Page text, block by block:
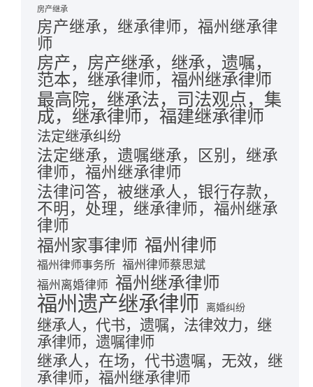
房产继承
房产继承，继承律师，福州继承律
师
房产，房产继承，继承，遗嘱，
范本，继承律师，福州继承律师
最高院，继承法，司法观点，集
成，继承律师，福建继承律师
法定继承纠纷
法定继承，遗嘱继承，区别，继承
律师，福州继承律师
法律问答，被继承人，银行存款，
不明，处理，继承律师，福州继承
律师
福州家事律师 福州律师
福州律师事务所 福州律师蔡思斌
福州离婚律师 福州继承律师
福州遗产继承律师 离婚纠纷
继承人，代书，遗嘱，法律效力，继
承律师，遗嘱律师
继承人，在场，代书遗嘱，无效，继
承律师，福州继承律师